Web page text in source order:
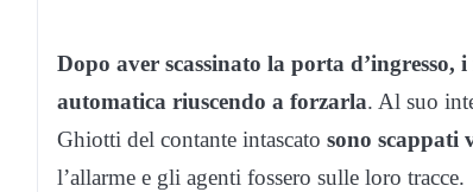
Dopo aver scassinato la porta d’ingresso,
automatica riuscendo a forzarla. Al suo
Ghiotti del contante intascato sono scappati
l’allarme e gli agenti fossero sulle loro tracce.